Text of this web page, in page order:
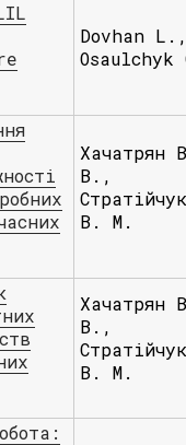
Dovhan
Osaulchyk
Хачатрян
В.,
Стратійчук
В. М.
Хачатрян
В.,
Стратійчук
В. М.